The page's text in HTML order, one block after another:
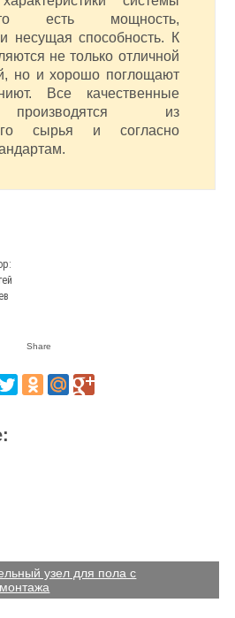
есть мощность,
несущая способность. К
не только отличной
но и хорошо поглощают
Все качественные
из
сырья и согласно
узел для пола с